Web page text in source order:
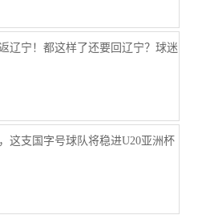
辽宁！都这样了还要回辽宁？球迷
这支国字号球队将稳进U20亚洲杯